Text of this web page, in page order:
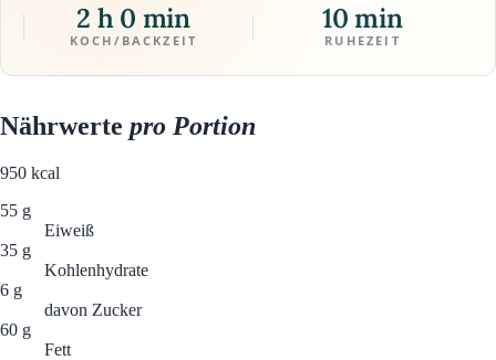
2 h 0 min
KOCH/BACKZEIT
10 min
RUHEZEIT
Nährwerte pro Portion
950 kcal
55 g
Eiweiß
35 g
Kohlenhydrate
6 g
davon Zucker
60 g
Fett